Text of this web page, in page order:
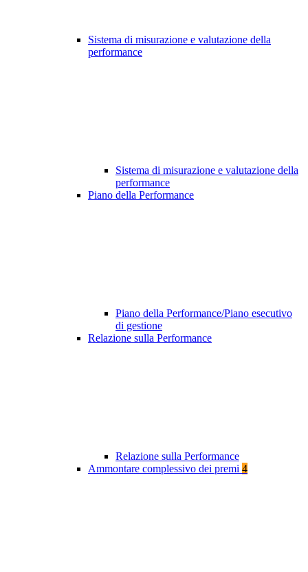
Sistema di misurazione e valutazione della
performance
Sistema di misurazione e valutazione della
performance
Piano della Performance
Piano della Performance/Piano esecutivo
di gestione
Relazione sulla Performance
Relazione sulla Performance
Ammontare complessivo dei premi 4